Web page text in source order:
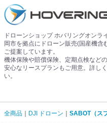
ドローンショップ ホバリングオンラ
岡市を拠点にドローン販売(国産機含
ご提案しています。
機体保険や賠償保険、定期点検など
安心なリースプランもご用意。詳し
い。
全商品 DJI ドローン SABOT（ス